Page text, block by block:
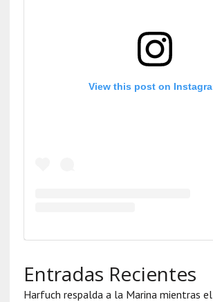
View this post on
Entradas Recientes
Harfuch respalda a la Marina mientras